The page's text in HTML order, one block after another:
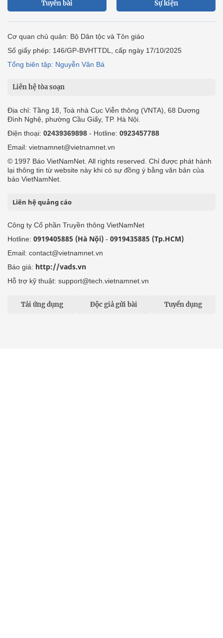
Tuyến bài Sự kiện
Cơ quan chủ quản: Bộ Dân tộc và Tôn giáo
Số giấy phép: 146/GP-BVHTTDL, cấp ngày 17/10/2025
Tổng biên tập: Nguyễn Văn Bá
Liên hệ tòa soạn
Địa chỉ: Tầng 18, Toà nhà Cục Viễn thông (VNTA), 68 Dương
Đình Nghệ, phường Cầu Giấy, TP. Hà Nội.
Điện thoại: 02439369898 - Hotline: 0923457788
Email: vietnamnet@vietnamnet.vn
© 1997 Báo VietNamNet. All rights reserved. Chỉ được phát hành
lại thông tin từ website này khi có sự đồng ý bằng văn bản của
báo VietNamNet.
Liên hệ quảng cáo
Công ty Cổ phần Truyền thông VietNamNet
Hotline: 0919405885 (Hà Nội) - 0919435885 (Tp.HCM)
Email: contact@vietnamnet.vn
Báo giá: http://vads.vn
Hỗ trợ kỹ thuật: support@tech.vietnamnet.vn
Tải ứng dụng Độc giả gửi bài Tuyển dụng